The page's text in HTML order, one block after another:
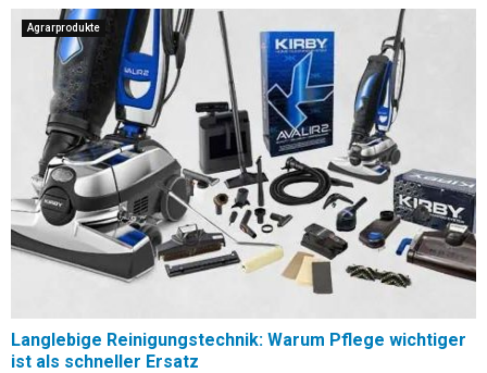
Agrarprodukte
Langlebige Reinigungstechnik: Warum Pflege wichtiger
ist als schneller Ersatz